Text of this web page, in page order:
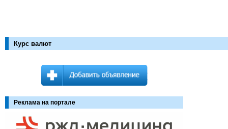
Курс валют
Реклама на портале